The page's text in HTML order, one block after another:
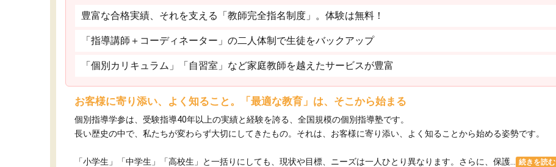
豊富な合格実績、それを支える「教師完全指名制度」。体験は無料！
「指導講師＋コーディネーター」の二人体制で生徒をバックアップ
「個別カリキュラム」「自習室」など家庭教師を越えたサービスが豊富
お客様に寄り添い、よく知ること。「最適な教育」は、そこから始まる
個別指導学参は、受験指導40年以上の実績と経験を誇る、全国規模の個別指導塾です。
長い歴史の中で、私たちが変わらず大切にしてきたもの。それは、お客様に寄り添い、よく知ることから始める姿勢です。
「小学生」「中学生」「高校生」と一括りにしても、現状や目標、ニーズは一人ひとり異なります。さらに、保護... 続きを読む